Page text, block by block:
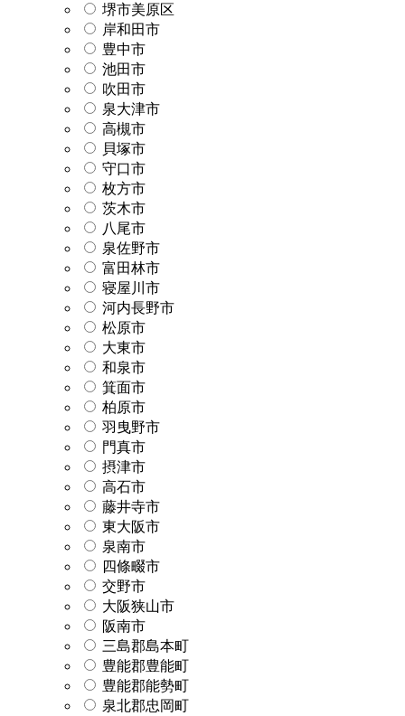
堺市美原区
岸和田市
豊中市
池田市
吹田市
泉大津市
高槻市
貝塚市
守口市
枚方市
茨木市
八尾市
泉佐野市
富田林市
寝屋川市
河内長野市
松原市
大東市
和泉市
箕面市
柏原市
羽曳野市
門真市
摂津市
高石市
藤井寺市
東大阪市
泉南市
四條畷市
交野市
大阪狭山市
阪南市
三島郡島本町
豊能郡豊能町
豊能郡能勢町
泉北郡忠岡町